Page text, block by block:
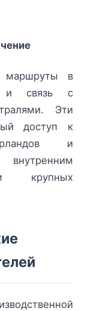
маршруты в
и связь с
Эти
доступ к
и
крупных